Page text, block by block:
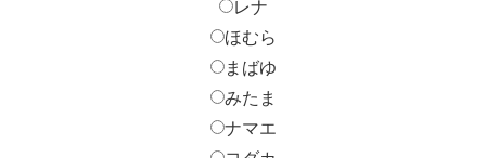
レナ
ほむら
まばゆ
みたま
ナマエ